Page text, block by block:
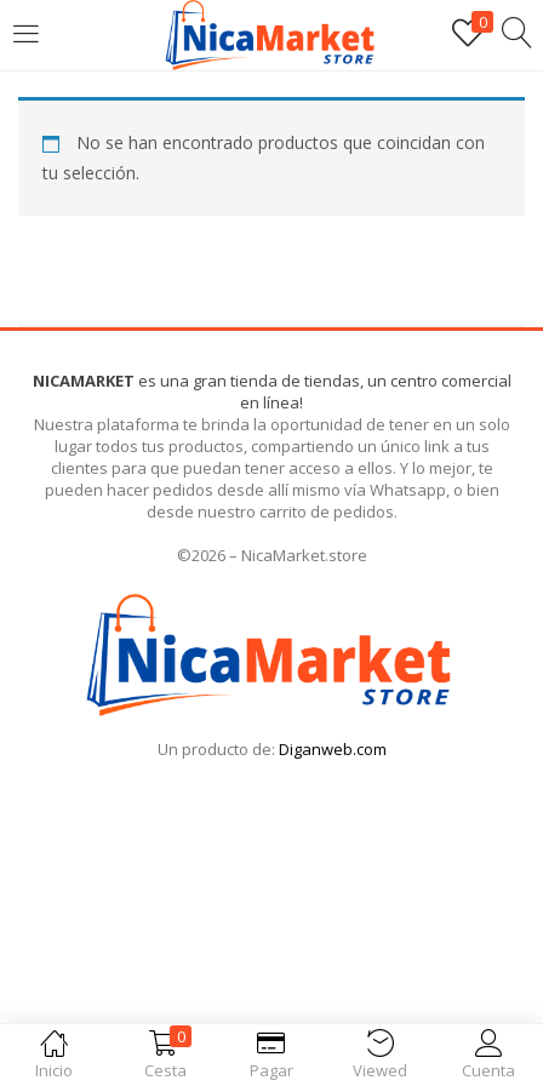
0
INICIAR SESIÓN
Introduzca su nombre de usuario y contraseña para iniciar
sesión.
4 + tres =
Recordarme
Iniciar Sesión
Inicio
0
Cesta
Pagar Viewed Cuenta
No se han encontrado productos que coincidan con
tu selección.
NICAMARKET es una gran tienda de tiendas, un centro comercial
en línea!
Nuestra plataforma te brinda la oportunidad de tener en un solo
lugar todos tus productos, compartiendo un único link a tus
clientes para que puedan tener acceso a ellos. Y lo mejor, te
pueden hacer pedidos desde allí mismo vía Whatsapp, o bien
desde nuestro carrito de pedidos.
©2026 – NicaMarket.store
Un producto de: Diganweb.com